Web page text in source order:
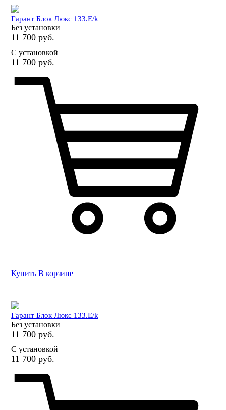
Гарант Блок Люкс 133.E/k
Без установки
11 700 руб.
С установкой
11 700 руб.
Купить В корзине
Гарант Блок Люкс 133.E/k
Без установки
11 700 руб.
С установкой
11 700 руб.